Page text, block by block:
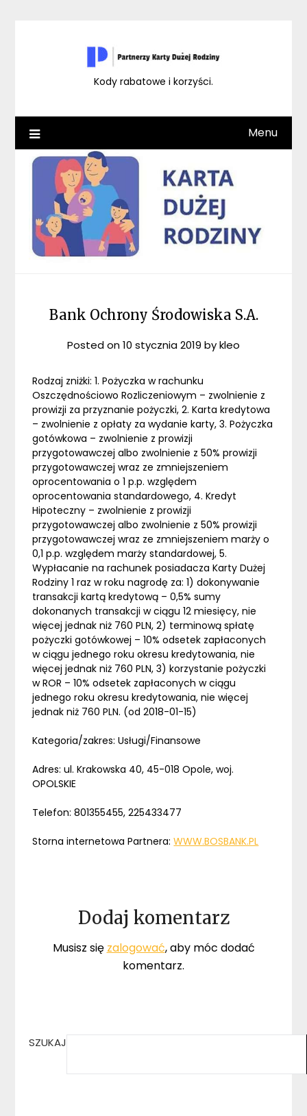
Kody rabatowe i korzyści.
Menu
Bank Ochrony Środowiska S.A.
Posted on10 stycznia 2019 bykleo
Rodzaj zniżki: 1. Pożyczka w rachunku
Oszczędnościowo Rozliczeniowym – zwolnienie z
prowizji za przyznanie pożyczki, 2. Karta kredytowa
– zwolnienie z opłaty za wydanie karty, 3. Pożyczka
gotówkowa – zwolnienie z prowizji
przygotowawczej albo zwolnienie z 50% prowizji
przygotowawczej wraz ze zmniejszeniem
oprocentowania o 1 p.p. względem
oprocentowania standardowego, 4. Kredyt
Hipoteczny – zwolnienie z prowizji
przygotowawczej albo zwolnienie z 50% prowizji
przygotowawczej wraz ze zmniejszeniem marży o
0,1 p.p. względem marży standardowej, 5.
Wypłacanie na rachunek posiadacza Karty Dużej
Rodziny 1 raz w roku nagrodę za: 1) dokonywanie
transakcji kartą kredytową – 0,5% sumy
dokonanych transakcji w ciągu 12 miesięcy, nie
więcej jednak niż 760 PLN, 2) terminową spłatę
pożyczki gotówkowej – 10% odsetek zapłaconych
w ciągu jednego roku okresu kredytowania, nie
więcej jednak niż 760 PLN, 3) korzystanie pożyczki
w ROR – 10% odsetek zapłaconych w ciągu
jednego roku okresu kredytowania, nie więcej
jednak niż 760 PLN. (od 2018-01-15)
Kategoria/zakres: Usługi/Finansowe
Adres: ul. Krakowska 40, 45-018 Opole, woj.
OPOLSKIE
Telefon: 801355455, 225433477
Storna internetowa Partnera:WWW.BOSBANK.PL
Dodaj komentarz
Musisz się zalogować, aby móc dodać
komentarz.
SZUKAJ